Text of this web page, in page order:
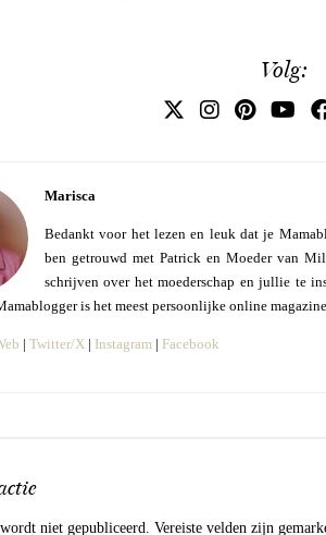
Volg:
Marisca
Bedankt voor het lezen en leuk dat je
ben getrouwd met Patrick en Moeder van
schrijven over het moederschap en jullie te
is het meest persoonlijke online
| Twitter/X | Instagram | Facebook
niet gepubliceerd. Vereiste velden zijn